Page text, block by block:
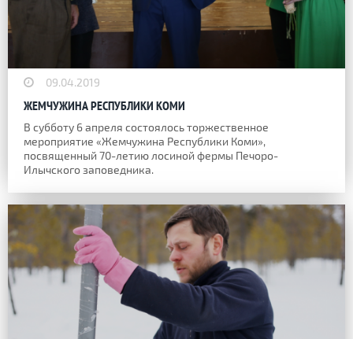
09.04.2019
ЖЕМЧУЖИНА РЕСПУБЛИКИ КОМИ
В субботу 6 апреля состоялось торжественное
мероприятие «Жемчужина Республики Коми»,
посвященный 70-летию лосиной фермы Печоро-
Илычского заповедника.